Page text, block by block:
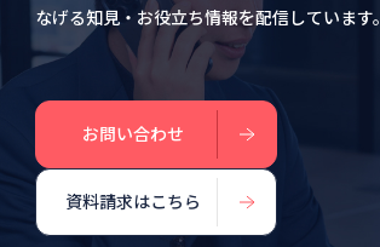
なげる知見・お役立ち情報を配信しています。
お問い合わせ
資料請求はこちら